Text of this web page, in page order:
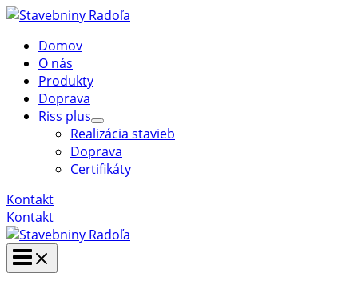
Preskočiť
obsahDomov
O nás
Produkty
Doprava
Riss plus
Menu
Toggle
Realizácia stavieb
Doprava
Certifikáty
Kontakt
Kontakt
Main
Menu